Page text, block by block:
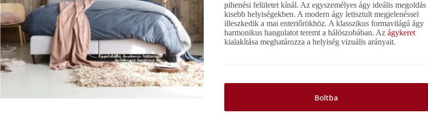
pihenési felületet kínál. Az egyszemélyes ágy ideális megoldás
kisebb helyiségekben. A modern ágy letisztult megjelenéssel
illeszkedik a mai enteriőrökhöz. A klasszikus formavilágú ágy
harmonikus hangulatot teremt a hálószobában. Azágykeret
kialakítása meghatározza a helyiség vizuális arányait.
Boltba